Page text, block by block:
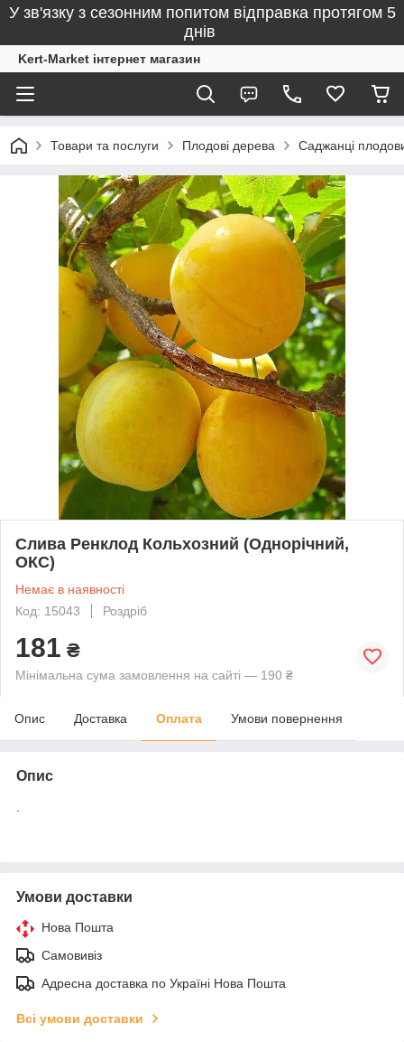
У зв'язку з сезонним попитом відправка протягом 5
днів
Kert-Market інтернет магазин
Товари та послуги Плодові дерева Саджанці
Слива Ренклод Кольхозний (Однорічний,
ОКС)
Немає в наявності
Код: 15043
Роздріб
181 ₴
Мінімальна сума замовлення на сайті — 190 ₴
Опис Доставка Оплата Умови повернення
Опис
Умови доставки
Нова Пошта
Самовивіз
Адресна доставка по Україні Нова Пошта
Всі умови доставки